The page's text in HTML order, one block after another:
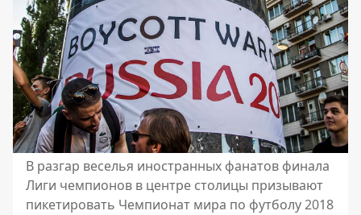
В разгар веселья иностранных фанатов финала
Лиги чемпионов в центре столицы призывают
пикетировать Чемпионат мира по футболу 2018